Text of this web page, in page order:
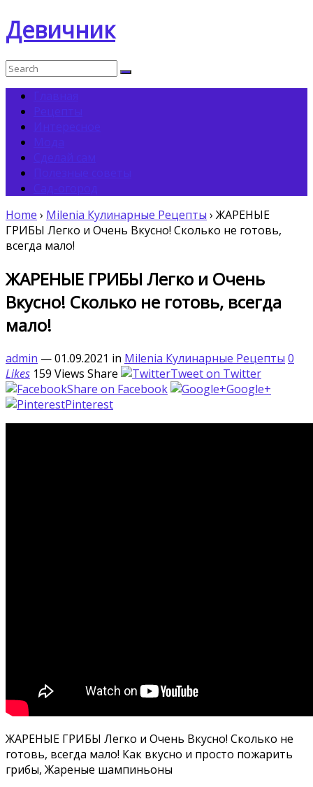
Девичник
Home › Milenia Кулинарные Pецепты › ЖАРЕНЫЕ
ГРИБЫ Легко и Очень Вкусно! Сколько не готовь,
всегда мало!
ЖАРЕНЫЕ ГРИБЫ Легко и Очень
Вкусно! Сколько не готовь, всегда
мало!
admin — 01.09.2021 in Milenia Кулинарные Pецепты 0
Likes 159 Views Share
Tweet on Twitter
Share on Facebook
Google+
Pinterest
ЖАРЕНЫЕ ГРИБЫ Легко и Очень Вкусно! Сколько не
готовь, всегда мало! Как вкусно и просто пожарить
грибы, Жареные шампиньоны